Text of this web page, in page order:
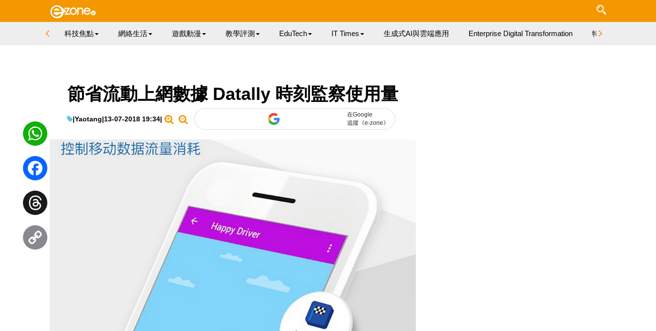
科技焦點 網絡生活 遊戲動漫 教學評測 EduTech IT Times 生成式AI與雲端應用 Enterprise Digital Transformation 特集
節省流動上網數據 Datally 時刻監察使用量
|Yaotang|13-07-2018 19:34|
在Google
追蹤《e-zone》
WhatsApp
Facebook
Threads